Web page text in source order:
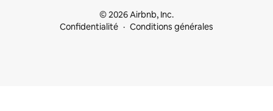
© 2026 Airbnb, Inc.
Confidentialité
Conditions générales